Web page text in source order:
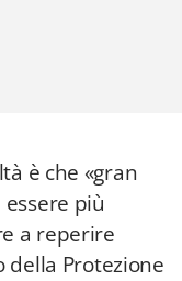
è che «gran
più
a reperire
della Protezione